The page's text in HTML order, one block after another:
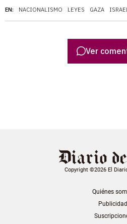
EN: NACIONALISMO LEYES GAZA
Ver
Copyright ©2026 El
Quiénes
Publicidad